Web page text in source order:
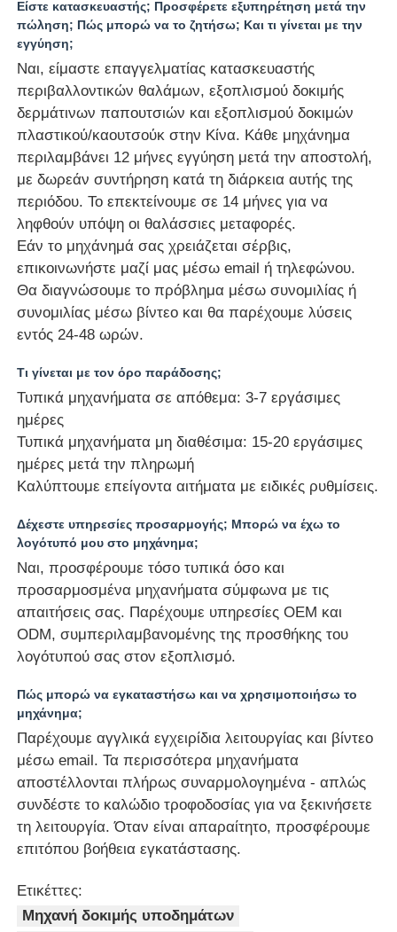
Είστε κατασκευαστής; Προσφέρετε εξυπηρέτηση μετά την
πώληση; Πώς μπορώ να το ζητήσω; Και τι γίνεται με την
εγγύηση;
Ναι, είμαστε επαγγελματίας κατασκευαστής
περιβαλλοντικών θαλάμων, εξοπλισμού δοκιμής
δερμάτινων παπουτσιών και εξοπλισμού δοκιμών
πλαστικού/καουτσούκ στην Κίνα. Κάθε μηχάνημα
περιλαμβάνει 12 μήνες εγγύηση μετά την αποστολή,
με δωρεάν συντήρηση κατά τη διάρκεια αυτής της
περιόδου. Το επεκτείνουμε σε 14 μήνες για να
ληφθούν υπόψη οι θαλάσσιες μεταφορές.
Εάν το μηχάνημά σας χρειάζεται σέρβις,
επικοινωνήστε μαζί μας μέσω email ή τηλεφώνου.
Θα διαγνώσουμε το πρόβλημα μέσω συνομιλίας ή
συνομιλίας μέσω βίντεο και θα παρέχουμε λύσεις
εντός 24-48 ωρών.
Τι γίνεται με τον όρο παράδοσης;
Τυπικά μηχανήματα σε απόθεμα: 3-7 εργάσιμες
ημέρες
Τυπικά μηχανήματα μη διαθέσιμα: 15-20 εργάσιμες
ημέρες μετά την πληρωμή
Καλύπτουμε επείγοντα αιτήματα με ειδικές ρυθμίσεις.
Δέχεστε υπηρεσίες προσαρμογής; Μπορώ να έχω το
λογότυπό μου στο μηχάνημα;
Ναι, προσφέρουμε τόσο τυπικά όσο και
προσαρμοσμένα μηχανήματα σύμφωνα με τις
απαιτήσεις σας. Παρέχουμε υπηρεσίες OEM και
ODM, συμπεριλαμβανομένης της προσθήκης του
λογότυπού σας στον εξοπλισμό.
Πώς μπορώ να εγκαταστήσω και να χρησιμοποιήσω το
μηχάνημα;
Παρέχουμε αγγλικά εγχειρίδια λειτουργίας και βίντεο
μέσω email. Τα περισσότερα μηχανήματα
αποστέλλονται πλήρως συναρμολογημένα - απλώς
συνδέστε το καλώδιο τροφοδοσίας για να ξεκινήσετε
τη λειτουργία. Όταν είναι απαραίτητο, προσφέρουμε
επιτόπου βοήθεια εγκατάστασης.
Ετικέττες:
Μηχανή δοκιμής υποδημάτων